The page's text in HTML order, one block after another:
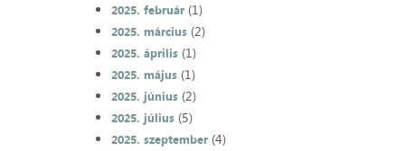
2025. február(1)
2025. március(2)
2025. április(1)
2025. május(1)
2025. június(2)
2025. július(5)
2025. szeptember(4)